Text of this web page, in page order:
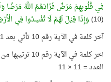
فِي قُلُوبِهِمْ مَرَضٌ فَزَادَهُمُ اللَّهُ مَرَضًا
(10)
وَإِذَا قِيْلَ لَهُمْ لَا تُفْسِدُوا فِي
آخر كلمة في الآية رقم 10 تأتي بعد 11 كلمة من بداية الآية!
العدد = 11 × 11